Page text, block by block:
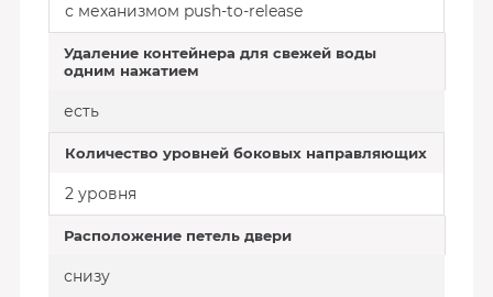
с механизмом push-to-release
Удаление контейнера для свежей воды
одним нажатием
есть
Количество уровней боковых направляющих
2 уровня
Расположение петель двери
снизу